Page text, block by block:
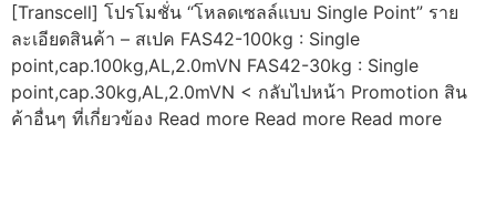
[Transcell] โปรโมชั่น “โหลดเซลล์แบบ Single Point” ราย
ละเอียดสินค้า – สเปค FAS42-100kg : Single
point,cap.100kg,AL,2.0mVN FAS42-30kg : Single
point,cap.30kg,AL,2.0mVN < กลับไปหน้า Promotion สิน
ค้าอื่นๆ ที่เกี่ยวข้อง Read more Read more Read more